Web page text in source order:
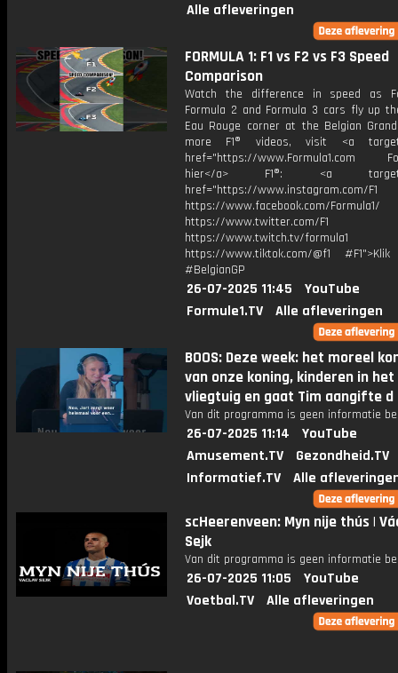
Alle afleveringen
FORMULA 1: F1 vs F2 vs F3 Speed
Comparison
Watch the difference in speed as
Formula 2 and Formula 3 cars fly up
Eau Rouge corner at the Belgian
more F1® videos, visit <a
href="https://www.Formula1.com
hier</a> F1®: <a
href="https://www.instagram.com/F1
https://www.facebook.com/Formula1/
https://www.twitter.com/F1
https://www.twitch.tv/formula1
https://www.tiktok.com/@f1
#BelgianGP
26-07-2025 11:45
YouTube
Formule1.TV
Alle afleveringen
BOOS: Deze week: het moreel
van onze koning, kinderen in het
vliegtuig en gaat Tim aangifte d
Van dit programma is geen informatie
26-07-2025 11:14
YouTube
Amusement.TV
Gezondheid.TV
Informatief.TV
Alle
scHeerenveen: Myn nije thús |
Sejk
Van dit programma is geen informatie
26-07-2025 11:05
YouTube
Voetbal.TV
Alle afleveringen